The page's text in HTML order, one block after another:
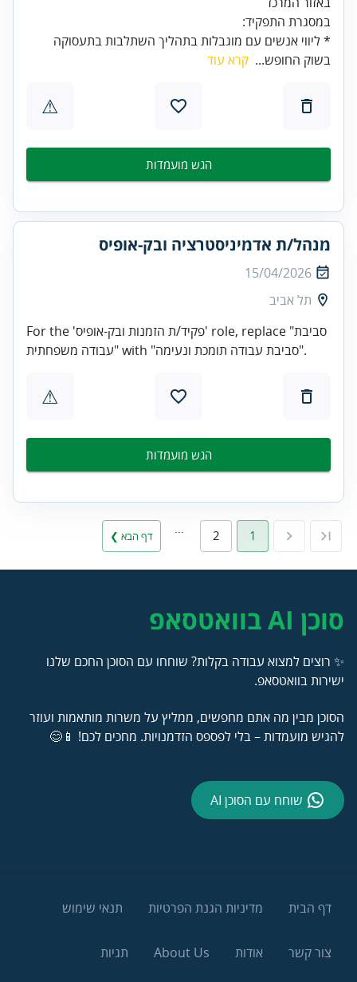
במסגרת התפקיד:
* ליווי אנשים עם מוגבלות בתהליך השתלבות בתעסוקה
בשוק החופש... קרא עוד
⚠
הגש מועמדות
מנהל/ת אדמיניסטרציה ובק-אופיס
15/04/2026
תל אביב
For the 'פקיד/ת הזמנות ובק-אופיס' role, replace "סביבת
עבודה משפחתית" with "סביבת עבודה תומכת ונעימה".
⚠
הגש מועמדות
1
2 דף הבא ❯
סוכן AI בוואטסאפ
✨ רוצים למצוא עבודה בקלות? שוחחו עם הסוכן החכם שלנו
ישירות בוואטסאפ.
הסוכן מבין מה אתם מחפשים, ממליץ על משרות מותאמות ועוזר
להגיש מועמדות – בלי לפספס הזדמנויות. מחכים לכם! 📱😊
שוחח עם הסוכן AI
דף הבית מדיניות הגנת הפרטיות תנאי שימוש
צור קשר אודות About Us תגיות